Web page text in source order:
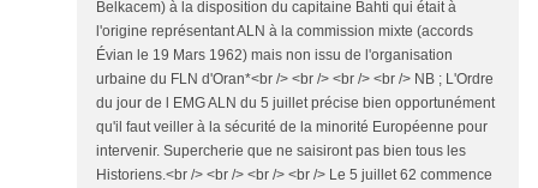
Belkacem) à la disposition du capitaine Bahti qui était à
l'origine représentant ALN à la commission mixte (accords
Évian le 19 Mars 1962) mais non issu de l'organisation
urbaine du FLN d'Oran*<br /> <br /> <br /> <br /> NB ; L'Ordre
du jour de l EMG ALN du 5 juillet précise bien opportunément
qu'il faut veiller à la sécurité de la minorité Européenne pour
intervenir. Supercherie que ne saisiront pas bien tous les
Historiens.<br /> <br /> <br /> <br /> Le 5 juillet 62 commence